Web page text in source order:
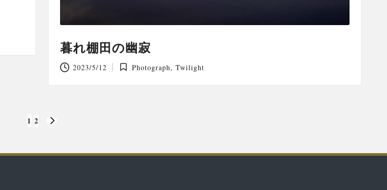
暮れ棚田の幽寂
2023/5/12
Posted
Photograph, Twilight
1 2